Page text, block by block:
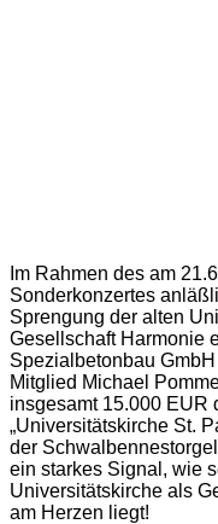
Im Rahmen des am
Sonderkonzertes
Sprengung der alten
Gesellschaft Harmonie
Spezialbetonbau
Mitglied Michael
insgesamt 15.000 EUR
„Universitätskirche St.
der
ein starkes Signal, wie
Universitätskirche als
am Herzen liegt!